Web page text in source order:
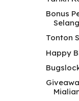
Bonus
Tonton
Happy